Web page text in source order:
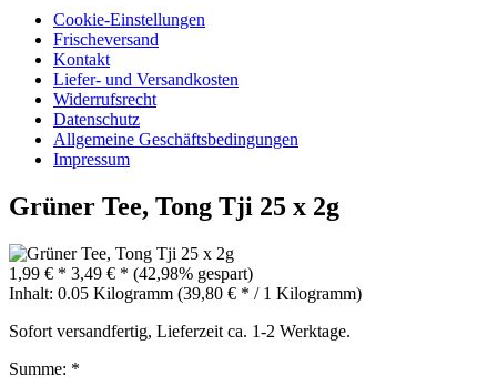
Cookie-Einstellungen
Frischeversand
Kontakt
Liefer- und Versandkosten
Widerrufsrecht
Datenschutz
Allgemeine Geschäftsbedingungen
Impressum
Grüner Tee, Tong Tji 25 x 2g
1,99 € * 3,49 € * (42,98% gespart)
Inhalt: 0.05 Kilogramm (39,80 € * / 1 Kilogramm)
Sofort versandfertig, Lieferzeit ca. 1-2 Werktage.
Summe: *